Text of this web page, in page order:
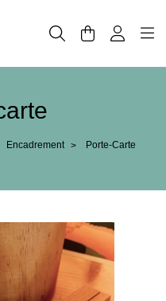
Encadrement > Porte-Carte